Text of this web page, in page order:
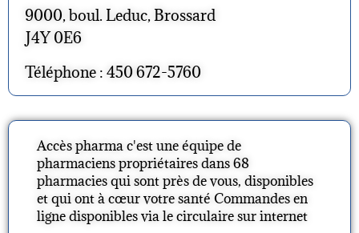
9000, boul. Leduc, Brossard
J4Y 0E6
Téléphone : 450 672-5760
Accès pharma c'est une équipe de
pharmaciens propriétaires dans 68
pharmacies qui sont près de vous, disponibles
et qui ont à cœur votre santé Commandes en
ligne disponibles via le circulaire sur internet